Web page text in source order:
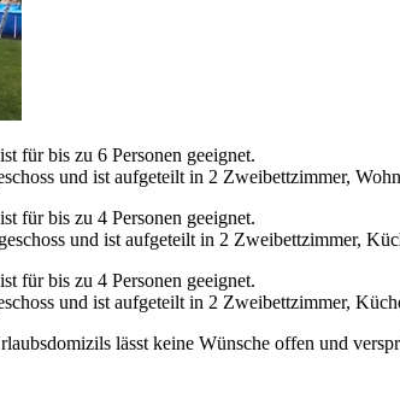
für bis zu 6 Personen geeignet.
und ist aufgeteilt in 2 Zweibettzimmer,
für bis zu 4 Personen geeignet.
und ist aufgeteilt in 2 Zweibettzimmer,
für bis zu 4 Personen geeignet.
und ist aufgeteilt in 2 Zweibettzimmer,
lässt keine Wünsche offen und